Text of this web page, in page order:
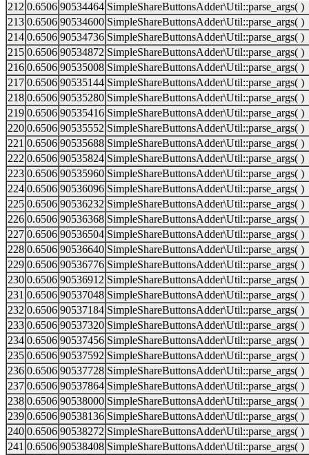
212 0.6506 90534464 SimpleShareButtonsAdder\Util::parse_args( )
213 0.6506 90534600 SimpleShareButtonsAdder\Util::parse_args( )
214 0.6506 90534736 SimpleShareButtonsAdder\Util::parse_args( )
215 0.6506 90534872 SimpleShareButtonsAdder\Util::parse_args( )
216 0.6506 90535008 SimpleShareButtonsAdder\Util::parse_args( )
217 0.6506 90535144 SimpleShareButtonsAdder\Util::parse_args( )
218 0.6506 90535280 SimpleShareButtonsAdder\Util::parse_args( )
219 0.6506 90535416 SimpleShareButtonsAdder\Util::parse_args( )
220 0.6506 90535552 SimpleShareButtonsAdder\Util::parse_args( )
221 0.6506 90535688 SimpleShareButtonsAdder\Util::parse_args( )
222 0.6506 90535824 SimpleShareButtonsAdder\Util::parse_args( )
223 0.6506 90535960 SimpleShareButtonsAdder\Util::parse_args( )
224 0.6506 90536096 SimpleShareButtonsAdder\Util::parse_args( )
225 0.6506 90536232 SimpleShareButtonsAdder\Util::parse_args( )
226 0.6506 90536368 SimpleShareButtonsAdder\Util::parse_args( )
227 0.6506 90536504 SimpleShareButtonsAdder\Util::parse_args( )
228 0.6506 90536640 SimpleShareButtonsAdder\Util::parse_args( )
229 0.6506 90536776 SimpleShareButtonsAdder\Util::parse_args( )
230 0.6506 90536912 SimpleShareButtonsAdder\Util::parse_args( )
231 0.6506 90537048 SimpleShareButtonsAdder\Util::parse_args( )
232 0.6506 90537184 SimpleShareButtonsAdder\Util::parse_args( )
233 0.6506 90537320 SimpleShareButtonsAdder\Util::parse_args( )
234 0.6506 90537456 SimpleShareButtonsAdder\Util::parse_args( )
235 0.6506 90537592 SimpleShareButtonsAdder\Util::parse_args( )
236 0.6506 90537728 SimpleShareButtonsAdder\Util::parse_args( )
237 0.6506 90537864 SimpleShareButtonsAdder\Util::parse_args( )
238 0.6506 90538000 SimpleShareButtonsAdder\Util::parse_args( )
239 0.6506 90538136 SimpleShareButtonsAdder\Util::parse_args( )
240 0.6506 90538272 SimpleShareButtonsAdder\Util::parse_args( )
241 0.6506 90538408 SimpleShareButtonsAdder\Util::parse_args( )